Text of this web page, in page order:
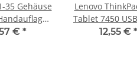
35 Gehäuse
Layout
€ *
Lenovo
Tablet 7450
LAN Board +
12,55 € *